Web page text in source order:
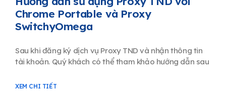
Chrome Portable và Proxy
SwitchyOmega
Sau khi đăng ký dịch vụ Proxy TND và nhận thông tin
tài khoản. Quý khách có thể tham khảo hướng dẫn sau
XEM CHI TIẾT